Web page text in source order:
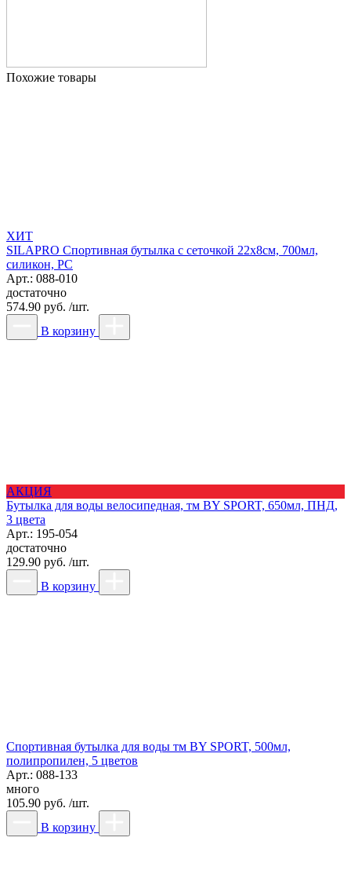
Похожие товары
ХИТ
SILAPRO Спортивная бутылка с сеточкой 22х8см, 700мл,
силикон, PC
Арт.: 088-010
достаточно
574.90 руб. /шт.
В корзину
АКЦИЯ
Бутылка для воды велосипедная, тм BY SPORT, 650мл, ПНД,
3 цвета
Арт.: 195-054
достаточно
129.90 руб. /шт.
В корзину
Спортивная бутылка для воды тм BY SPORT, 500мл,
полипропилен, 5 цветов
Арт.: 088-133
много
105.90 руб. /шт.
В корзину